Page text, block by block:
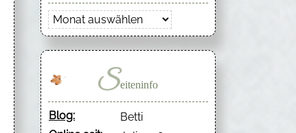
Archiv
Seiteninfo
Blog:
Betti